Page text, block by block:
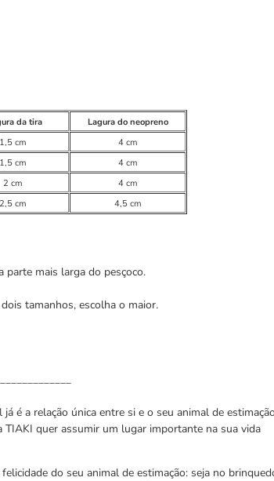
da tira
Lagura do neopreno
1,5 cm
4 cm
1,5 cm
4 cm
2 cm
4 cm
2,5 cm 4,5 cm
parte mais larga do pesçoco.
tamanhos, escolha o maior.
é a relação única entre si e o seu animal de
TIAKI quer assumir um lugar importante na sua vida
do seu animal de estimação: seja no